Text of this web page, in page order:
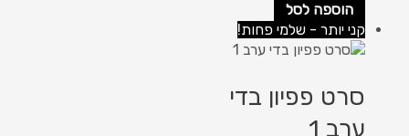
הוספה לסל
קני יותר - שלמי פחות!
סרט פפיון בדי
ערב 1